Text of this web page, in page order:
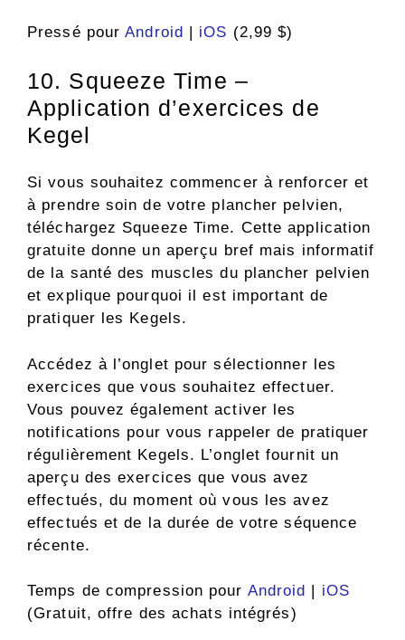
Pressé pourAndroid iOS (2,99 $)
10. Squeeze Time –
Application d’exercices de
Kegel
Si vous souhaitez commencer à renforcer et
à prendre soin de votre plancher pelvien,
téléchargez Squeeze Time. Cette application
gratuite donne un aperçu bref mais informatif
de la santé des muscles du plancher pelvien
et explique pourquoi il est important de
pratiquer les Kegels.
Accédez à l’onglet pour sélectionner les
exercices que vous souhaitez effectuer.
Vous pouvez également activer les
notifications pour vous rappeler de pratiquer
régulièrement Kegels. L’onglet fournit un
aperçu des exercices que vous avez
effectués, du moment où vous les avez
effectués et de la durée de votre séquence
récente.
Temps de compression pour Android
iOS
(Gratuit, offre des achats intégrés)